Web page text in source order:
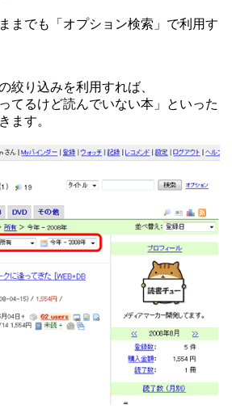
までも「オプション検索」で利用す
絞り込みを利用すれば、
てるけど読んでいない本」といった
ます。